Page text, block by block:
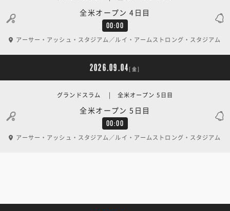
00:00
全米オープン 4日目
アーサー・アッシュ・スタジアム／ルイ・アームストロング・スタジアム
2026.09.04 [金]
00:00
全米オープン 5日目
グランドスラム | 全米オープン 5日目
アーサー・アッシュ・スタジアム／ルイ・アームストロング・スタジアム